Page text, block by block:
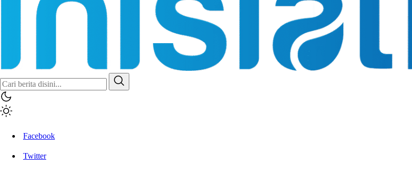
Inisiatif.co
Stay Connected Stay Informed
Facebook
Twitter